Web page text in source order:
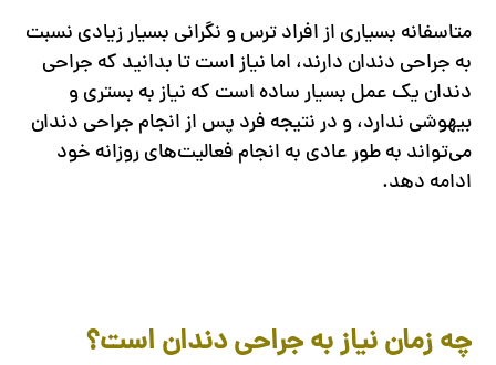
متاسفانه بسیاری از افراد ترس و نگرانی بسیار زیادی نسبت
به جراحی دندان دارند، اما نیاز است تا بدانید که جراحی
دندان یک عمل بسیار ساده است که نیاز به بستری و
بیهوشی ندارد، و در نتیجه فرد پس از انجام جراحی دندان
می‌تواند به طور عادی به انجام فعالیت‌های روزانه خود
ادامه دهد.
چه زمان نیاز به جراحی دندان است؟